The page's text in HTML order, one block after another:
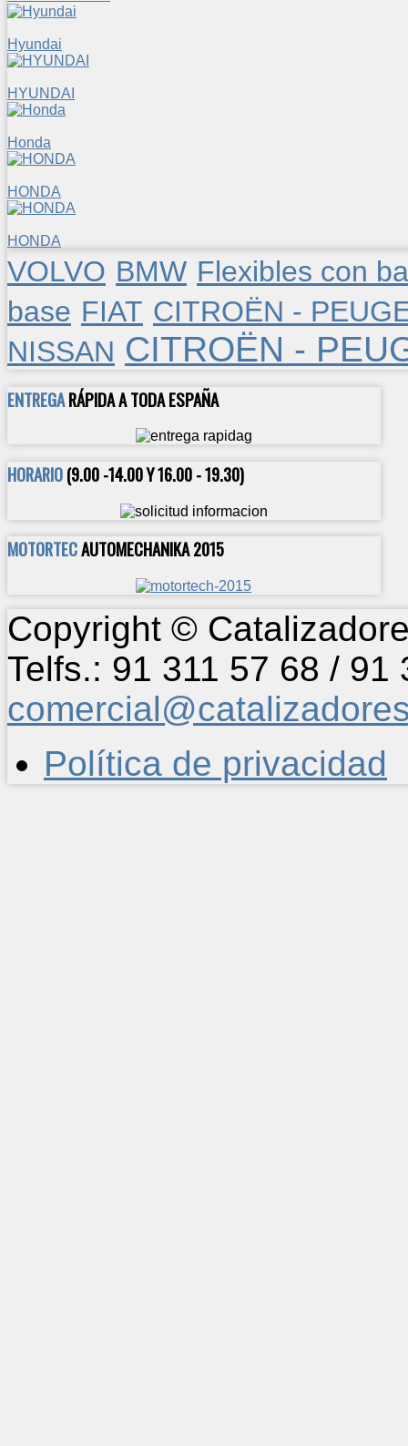
Hyundai
HYUNDAI
Honda
HONDA
HONDA
VOLVO BMW Flexibles con
base FIAT CITROËN -
NISSAN CITROËN -
ENTREGARÁPIDA A TODA ESPAÑA
HORARIO(9.00 -14.00 Y 16.00 - 19.30)
MOTORTECAUTOMECHANIKA 2015
Copyright ©
Telfs.: 91 311 57 68 /
Política de privacidad